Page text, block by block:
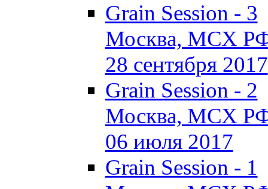
Grain Session - 3
Москва, МСХ
28 сентября 2017
Grain Session - 2
Москва, МСХ
06 июля 2017
Grain Session - 1